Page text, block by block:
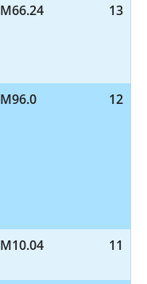
M66.24 13
M96.0 12
M10.04 11